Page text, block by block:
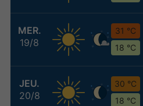
MER.
19/8
31 °C
18 °C
JEU.
20/8
30 °C
18 °C